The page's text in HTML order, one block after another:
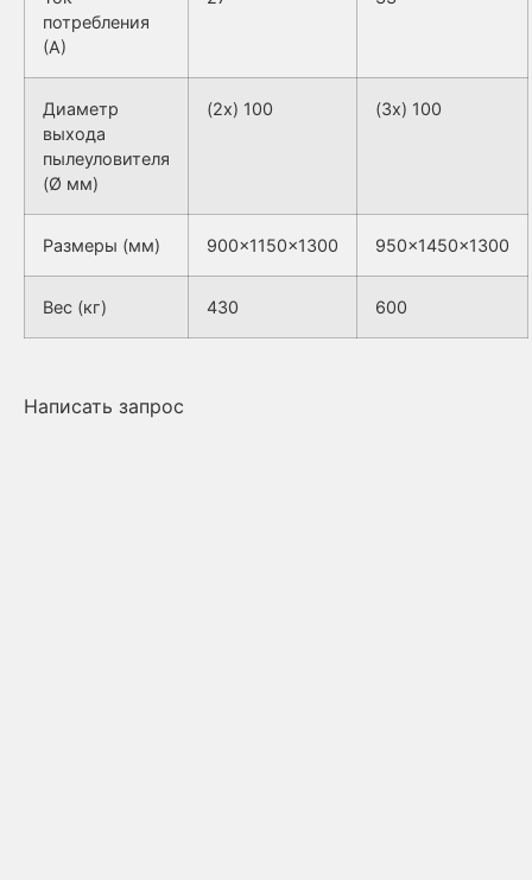
потребления
(А)
Диаметр
выхода
пылеуловителя
(Ø мм)
(2x) 100 (3x) 100
Размеры (мм) 900x1150x1300 950x1450x1300
Вес (кг) 430 600
Написать запрос